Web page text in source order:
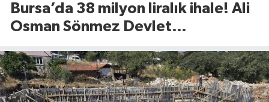
Bursa’da 38 milyon liralık ihale! Ali
Osman Sönmez Devlet
alan kiraya verilecek